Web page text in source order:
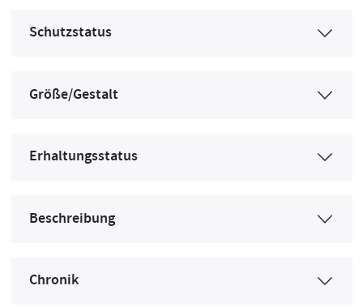
Schutzstatus
Größe/Gestalt
Erhaltungsstatus
Beschreibung
Chronik